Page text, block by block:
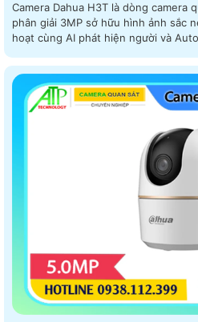
Camera Dahua H3T là dòng camera
phân giải 3MP sở hữu hình ảnh sắc
hoạt cùng AI phát hiện người và